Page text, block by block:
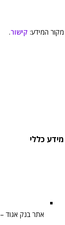
מקור המידע: קישור.
מידע כללי
אתר בנק אגוד –